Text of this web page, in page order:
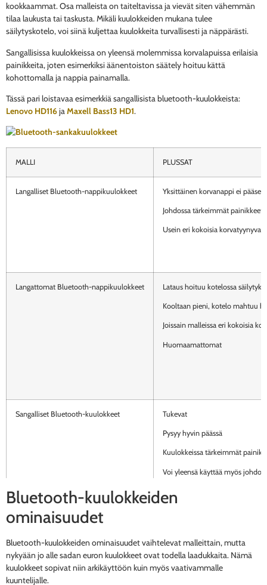
kookkaammat. Osa malleista on taiteltavissa ja vievät siten vähemmän
tilaa laukusta tai taskusta. Mikäli kuulokkeiden mukana tulee
säilytyskotelo, voi siinä kuljettaa kuulokkeita turvallisesti ja näppärästi.
Sangallisissa kuulokkeissa on yleensä molemmissa korvalapuissa erilaisia
painikkeita, joten esimerkiksi äänentoiston säätely hoituu kättä
kohottomalla ja nappia painamalla.
Tässä pari loistavaa esimerkkiä sangallisista bluetooth-kuulokkeista:
Lenovo HD116jaMaxell Bass13 HD1.
MALLI PLUSSAT
Langalliset Bluetooth-nappikuulokkeet Yksittäinen korvanappi ei pääse
Johdossa tärkeimmät painikkeet
Usein eri kokoisia
Langattomat Bluetooth-nappikuulokkeet Lataus hoituu kotelossa
Kooltaan pieni, kotelo mahtuu
Joissain malleissa eri kokoisia
Huomaamattomat
Sangalliset Bluetooth-kuulokkeet Tukevat
Pysyy hyvin päässä
Kuulokkeissa tärkeimmät
Voi yleensä käyttää myös
Bluetooth-kuulokkeiden
ominaisuudet
Bluetooth-kuulokkeiden ominaisuudet vaihtelevat malleittain, mutta
nykyään jo alle sadan euron kuulokkeet ovat todella laadukkaita. Nämä
kuulokkeet sopivat niin arkikäyttöön kuin myös vaativammalle
kuuntelijalle.